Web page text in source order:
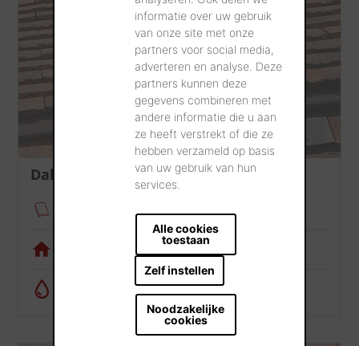
informatie over uw gebruik
van onze site met onze
partners voor social media,
adverteren en analyse. Deze
partners kunnen deze
gegevens combineren met
andere informatie die u aan
ze heeft verstrekt of die ze
hebben verzameld op basis
van uw gebruik van hun
services.
Alle cookies
toestaan
Zelf instellen
Noodzakelijke
cookies
Dak
Regenwatercalculator